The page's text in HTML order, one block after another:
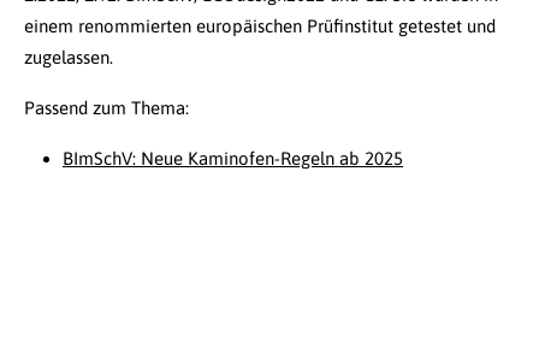
einem renommierten europäischen Prüfinstitut getestet und
zugelassen.
Passend zum Thema:
BImSchV: Neue Kaminofen-Regeln ab 2025